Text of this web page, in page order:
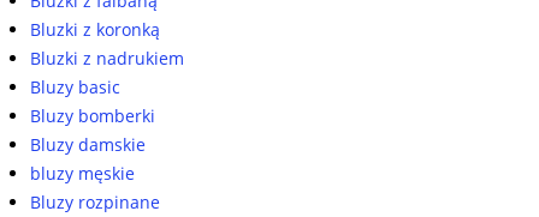
Bluzki z koronką
Bluzki z nadrukiem
Bluzy basic
Bluzy bomberki
Bluzy damskie
bluzy męskie
Bluzy rozpinane